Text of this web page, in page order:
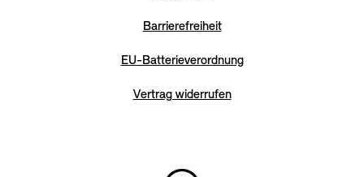
Barrierefreiheit
EU-Batterieverordnung
Vertrag widerrufen